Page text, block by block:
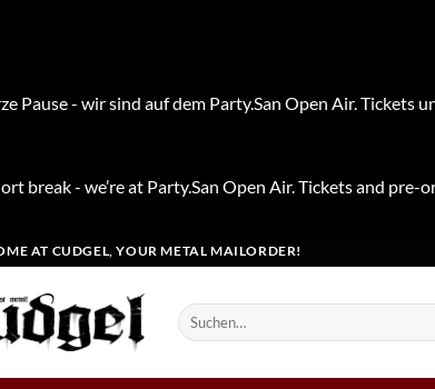
Pause - wir sind auf dem Party.San Open Air.
break - we’re at Party.San Open Air. Tickets and
AT CUDGEL, YOUR METAL MAILORDER!
Suchen
nach: